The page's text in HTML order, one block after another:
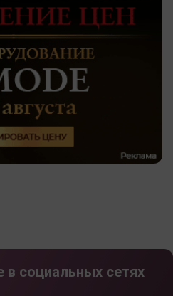
в социальных сетях